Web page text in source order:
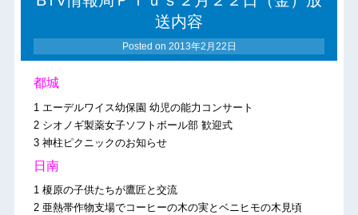
送内容
Posted on 2013年2月22日
都城
1 エーデルワイス幼保園 幼児の能力コンサート
2 シオノギ製薬女子ソフトボール部 歓迎式
3 神柱ピクニックのお知らせ
日南
1 榎原の子供たちが鷹匠と交流
2 亜熱帯作物支場でコーヒーの木の実とベニヒモの木見頃